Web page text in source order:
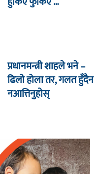
प्रधानमन्त्री शाहले भने –
ढिलो होला तर, गलत हुँदैन
नआत्तिनुहोस्